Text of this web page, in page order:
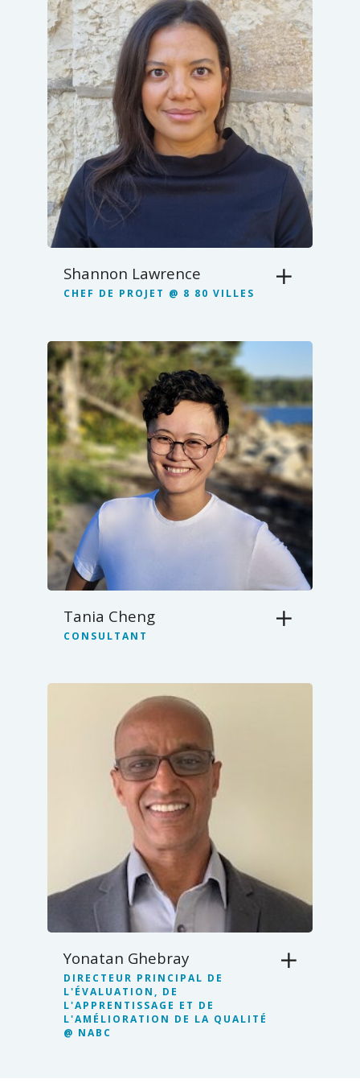
Shannon Lawrence
CHEF DE PROJET @ 8 80 VILLES
Tania Cheng
CONSULTANT
Yonatan Ghebray
DIRECTEUR PRINCIPAL DE
L'ÉVALUATION, DE
L'APPRENTISSAGE ET DE
L'AMÉLIORATION DE LA QUALITÉ
@ NABC